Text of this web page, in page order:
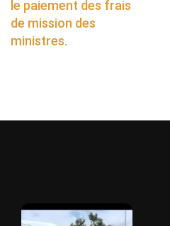
le paiement des frais
de mission des
ministres.